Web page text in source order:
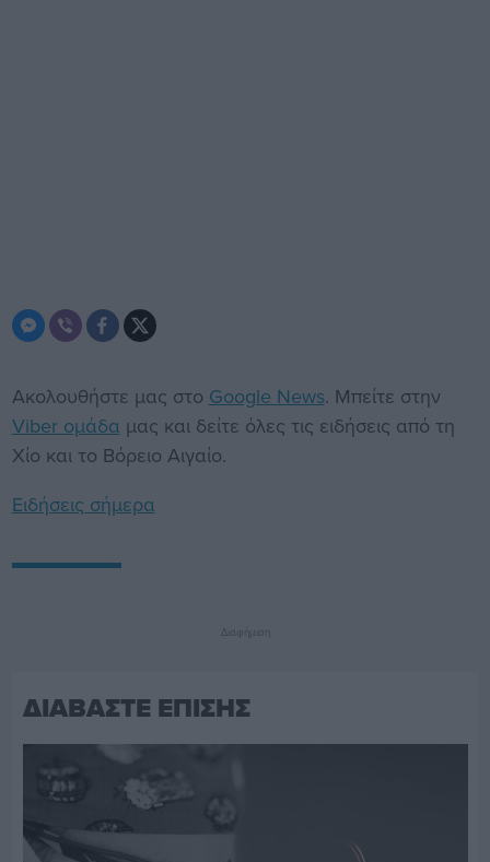
Ακολουθήστε μας στο Google News. Μπείτε στην
Viber ομάδα μας και δείτε όλες τις ειδήσεις από τη
Χίο και το Βόρειο Αιγαίο.
Ειδήσεις σήμερα
Διαφήμιση
ΔΙΑΒΑΣΤΕ ΕΠΙΣΗΣ